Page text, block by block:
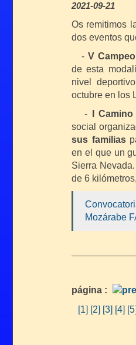
2021-09-21
Os remitimos
dos eventos
- V
de esta
nivel
octubre en los
-
I
social
sus familias
en el que un
Sierra
de 6
Mozárabe
página :
[1] [2] [3] [4] [5]